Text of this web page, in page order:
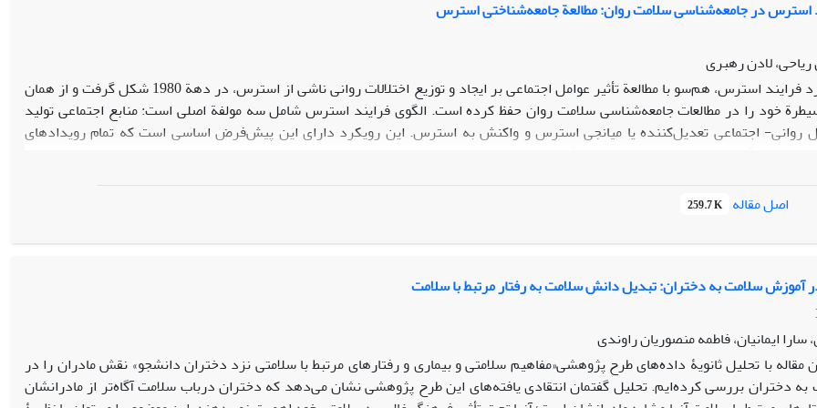
استرس در جامعه‌شناسی سلامت روان: مطالعة جامعه‌شناختی استرس
لادن رهبری
رویکرد فرایند استرس، هم‌سو با مطالعة تأثیر عوامل اجتماعی بر ایجاد و توزیع اختلالات روانی ناشی از استرس، در دهة 1980 شکل گرفت و از همان
خود را در مطالعات جامعه‌شناسی سلامت روان حفظ کرده است. الگوی فرایند استرس شامل سه مولفة اصلی است: منابع اجتماعی تولید
روانی- اجتماعی تعدیل‌کننده یا میانجی استرس و واکنش به استرس. این رویکرد دارای این پیش‌فرض اساسی است که تمام رویدادهای
تحت ‌تأثیر عوامل اجتماعی- فرهنگی، ازقبیل فرهنگ‌های عواطف، هنجارهای اجتماعی و فرایند یادگیری اجتماعی چگونگی بروز عواطف شکل
فرایند استرس به‌مثابة چارچوبی جامعه‌شناختی، بر نقش ساختارهای کلان و بافت اجتماعی در تولید الگوهای غیرتصادفی توزیع اختلالات
استرس است. نوشتار حاضر لزوماً به دنبال برداشتن گام‌هایی عملی به منظور فهم جامعه‌شناختی استرس نیست، بلکه هدف اصلی آن، اشاره به
اجتماعی با استرس فردی است، این مقاله سعی کرده است با پیشنهاد چارچوبی مفهومی و تحلیلی، به گسترش حوزة جامعه‌شناسی استرس
اصل مقاله 259.7 K
آموزش سلامت به دختران: تبدیل دانش سلامت به رفتار مرتبط با سلامت
ایمانیان، فاطمه منصوریان راوندی
مقاله با تحلیل ثانویۀ داده‌های طرح پژوهشی«مفاهیم سلامتی و بیماری و رفتارهای مرتبط با سلامتی نزد دختران دانشجو» نقش مادران را در
دختران بررسی کرده‌ایم. تحلیل گفتمان انتقادی یافته‌های این طرح پژوهشی نشان می‌دهد که دختران درباب سلامت آگاه‌تر از مادرانشان